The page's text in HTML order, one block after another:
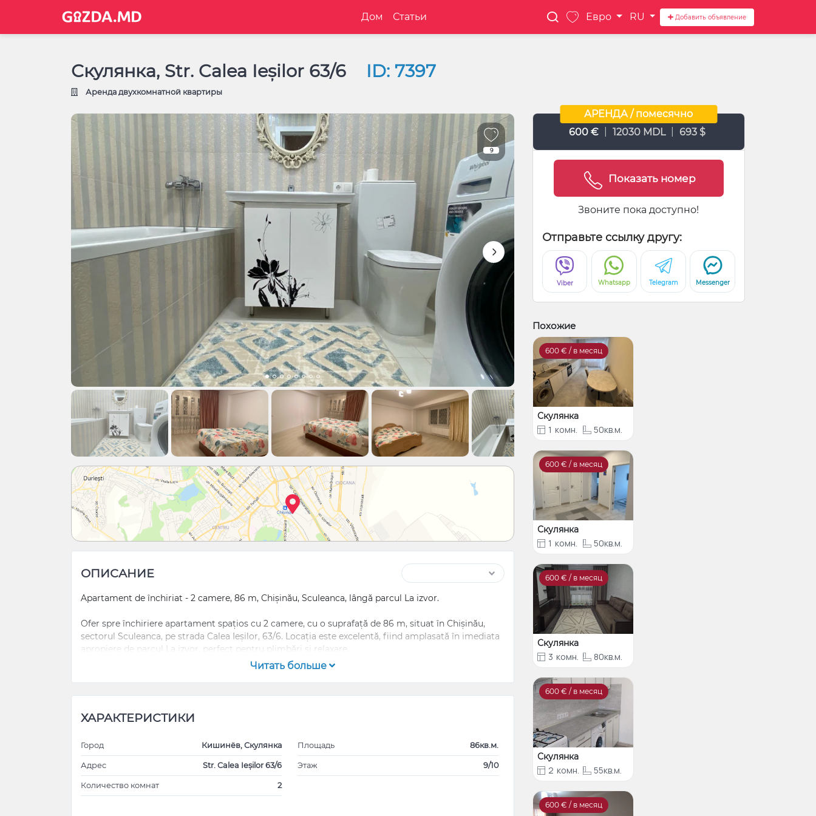
Дом Статьи Евро RU Добавить объявление
Скулянка, Str. Calea Ieșilor 63/6 ID: 7397
Аренда двухкомнатной квартиры
9
ОПИСАНИЕ
Apartament de închiriat - 2 camere, 86 m, Chișinău, Sculeanca, lângă parcul La izvor.
Ofer spre închiriere apartament spațios cu 2 camere, cu o suprafață de 86 m, situat în Chișinău,
sectorul Sculeanca, pe strada Calea Ieșilor, 63/6. Locația este excelentă, fiind amplasată în imediata
apropiere de parcul La izvor, perfect pentru plimbări și relaxare.
Apartamentul este luminos si spatios.
Preț chirie: 600 € lunar.
Pentru mai multe informații și vizionări, nu ezitați să mă contactați la numărul de telefon: 0693057
Читать больше
ХАРАКТЕРИСТИКИ
Город Кишинёв, Скулянка
Адрес Str. Calea Ieșilor 63/6
Количество комнат 2
Площадь 86кв.м.
Этаж 9/10
АРЕНДА / помесячно
600 €
12030 MDL 693 $
Показать номер
Звоните пока доступно!
Отправьте ссылку другу:
Viber Whatsapp Telegram Messenger
Похожие
600 € / в месяц
Скулянка
1 комн. 50кв.м.
600 € / в месяц
Скулянка
1 комн. 50кв.м.
600 € / в месяц
Скулянка
3 комн. 80кв.м.
600 € / в месяц
Скулянка
2 комн. 55кв.м.
600 € / в месяц